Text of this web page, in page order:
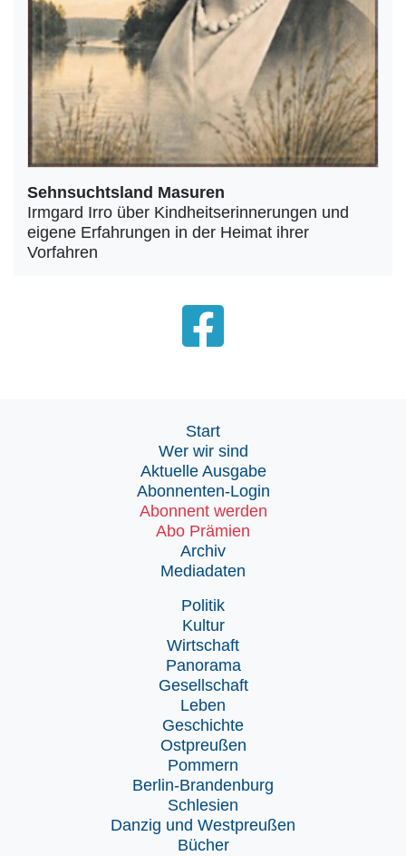
Sehnsuchtsland Masuren
Irmgard Irro über Kindheitserinnerungen und
eigene Erfahrungen in der Heimat ihrer
Vorfahren
Start
Wer wir sind
Aktuelle Ausgabe
Abonnenten-Login
Abonnent werden
Abo Prämien
Archiv
Mediadaten
Politik
Kultur
Wirtschaft
Panorama
Gesellschaft
Leben
Geschichte
Ostpreußen
Pommern
Berlin-Brandenburg
Schlesien
Danzig und Westpreußen
Bücher